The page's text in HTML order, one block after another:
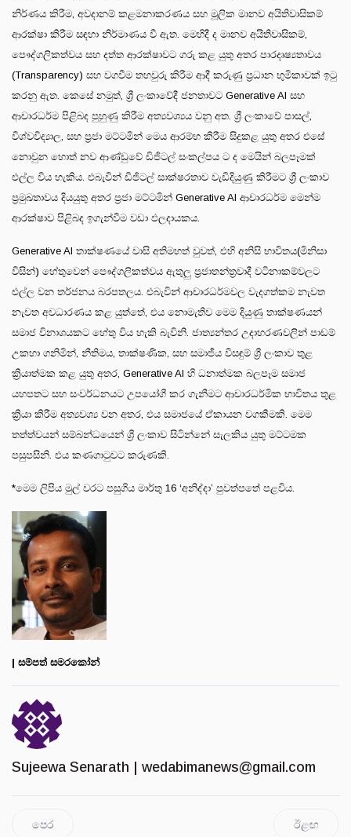
නිර්ණය කිරීම, අවදානම් කළමනාකරණය සහ මූලික මානව අයිතිවාසිකම්
ආරක්ෂා කිරීම සඳහා නිර්මාණය වී ඇත. මෙහිදී ද මානව අයිතිවාසිකම්,
පෞද්ගලිකත්වය සහ දත්ත ආරක්ෂාවට ගරු කළ යුතු අතර පාරදෘෂ්‍යතාවය
(Transparency) සහ වගවීම තහවුරු කිරීම ආදී කරුණු ප්‍රධාන භුමිකාවක් ඉටු
කරනු ඇත. කෙසේ නමුත්, ශ්‍රී ලංකාවේදී ජනතාවට Generative AI සහ
ආචාරධර්ම පිළිබද පුහුණු කිරීම අත්‍යවශ්‍යය වනු අත. ශ්‍රී ලංකාවේ පාසල්,
විශ්වවිද්‍යාල, සහ ප්‍රජා මට්ටමින් මෙය ආරම්භ කිරීම සිදුකළ යුතු අතර එසේ
නොවුන හොත් නව ආණ්ඩුවේ ඩිජිටල් සංකල්පය ට ද මෙයින් බලපෑමක්
එල්ල විය හැකිය. එබැවින් ඩිජිටල් සාක්ෂරතාව වැඩිදියුණු කිරීමට ශ්‍රී ලංකාව
ප්‍රමුඛතාවය දියයුතු අතර ප්‍රජා මට්ටමින් Generative AI ආචාරධර්ම මෙන්ම
ආරක්ෂාව පිළිබද ඉගැන්වීම වඩා ඵලදායකය.
Generative AI තාක්ෂණයේ වාසි අතිමහත් වුවත්, එහි අනිසි භාවිතය(මිනිසා
විසින්) හේතුවෙන් පෞද්ගලිකත්වය ඇතුලු ප්‍රජාතන්ත්‍රවාදී වටිනාකම්වලට
එල්ල වන තර්ජනය බරපතලය. එබැවින් ආචාරධර්මවල වැදගත්කම නැවත
නැවත අවධාරණය කළ යුත්තේ, එය නොමැතිව මෙම දියුණු තාක්ෂණයන්
සමාජ විනාශයකට හේතු විය හැකි බැවිනි. ජාත්‍යන්තර උදාහරණවලින් පාඩම්
උකහා ගනිමින්, නීතිමය, තාක්ෂණික, සහ සමාජීය විසඳුම් ශ්‍රී ලංකාව තුළ
ක්‍රියාත්මක කළ යුතු අතර, Generative AI හි ධනාත්මක බලපෑම සමාජ
යහපතට සහ සංවර්ධනයට උපයෝගී කර ගැනීමට ආචාරධර්මික භාවිතය තුළ
ක්‍රියා කිරීම අත්‍යවශ්‍ය වන අතර, එය සමාජයේ ඒකායන වගකීමකි. මෙම
තත්ත්වයන් සම්බන්ධයෙන් ශ්‍රී ලංකාව සිටින්නේ සැලකිය යුතු මට්ටමක
පසුපසිනි. එය කණගාටුවට කරුණකි.
*මෙම ලිපිය මුල් වරට පසුගිය මාර්තු 16 ‘අනිද්දා’ පුවත්පතේ පළවිය.
| සම්පත් සමරකෝන්
Sujeewa Senarath | wedabimanews@gmail.com
පෙර ඊළඟ